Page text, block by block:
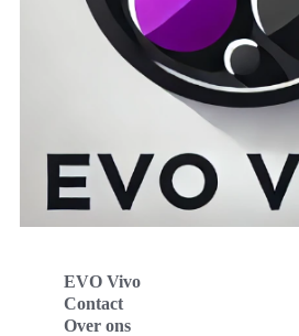
EVO Vivo
Contact
Over ons